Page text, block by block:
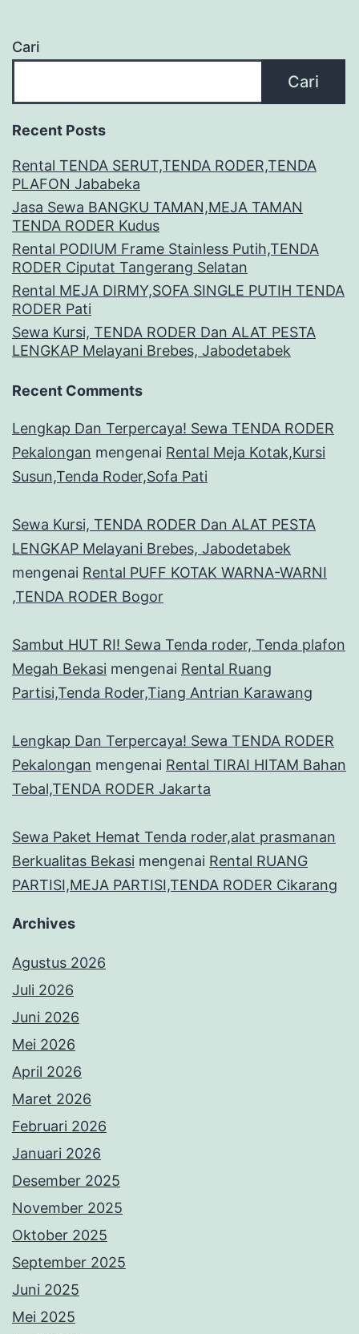
Cari
Cari
Recent Posts
Rental TENDA SERUT,TENDA RODER,TENDA
PLAFON Jababeka
Jasa Sewa BANGKU TAMAN,MEJA TAMAN
TENDA RODER Kudus
Rental PODIUM Frame Stainless Putih,TENDA
RODER Ciputat Tangerang Selatan
Rental MEJA DIRMY,SOFA SINGLE PUTIH TENDA
RODER Pati
Sewa Kursi, TENDA RODER Dan ALAT PESTA
LENGKAP Melayani Brebes, Jabodetabek
Recent Comments
Lengkap Dan Terpercaya! Sewa TENDA RODER
Pekalongan mengenai Rental Meja Kotak,Kursi
Susun,Tenda Roder,Sofa Pati
Sewa Kursi, TENDA RODER Dan ALAT PESTA
LENGKAP Melayani Brebes, Jabodetabek
mengenai Rental PUFF KOTAK WARNA-WARNI
,TENDA RODER Bogor
Sambut HUT RI! Sewa Tenda roder, Tenda plafon
Megah Bekasi mengenai Rental Ruang
Partisi,Tenda Roder,Tiang Antrian Karawang
Lengkap Dan Terpercaya! Sewa TENDA RODER
Pekalongan mengenai Rental TIRAI HITAM Bahan
Tebal,TENDA RODER Jakarta
Sewa Paket Hemat Tenda roder,alat prasmanan
Berkualitas Bekasi mengenai Rental RUANG
PARTISI,MEJA PARTISI,TENDA RODER Cikarang
Archives
Agustus 2026
Juli 2026
Juni 2026
Mei 2026
April 2026
Maret 2026
Februari 2026
Januari 2026
Desember 2025
November 2025
Oktober 2025
September 2025
Juni 2025
Mei 2025